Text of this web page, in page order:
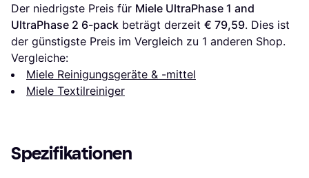
Der niedrigste Preis für Miele UltraPhase 1 and
UltraPhase 2 6-pack beträgt derzeit € 79,59. Dies ist
der günstigste Preis im Vergleich zu 1 anderen Shop.
Vergleiche:
Miele Reinigungsgeräte & -mittel
Miele Textilreiniger
Spezifikationen